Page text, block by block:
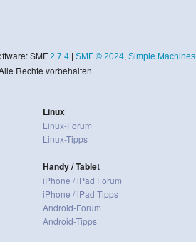
SMF 2.7.4| SMF © 2024, Simple Machines
Rechte vorbehalten
Linux
Linux-Forum
Linux-Tipps
Handy / Tablet
iPhone / iPad Forum
iPhone / iPad Tipps
Android-Forum
Android-Tipps